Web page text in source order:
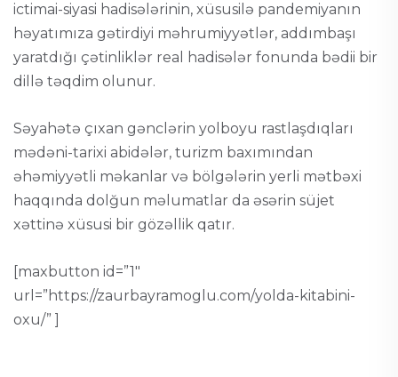
ictimai-siyasi hadisələrinin, xüsusilə pandemiyanın
həyatımıza gətirdiyi məhrumiyyətlər, addımbaşı
yaratdığı çətinliklər real hadisələr fonunda bədii bir
dillə təqdim olunur.
Səyahətə çıxan gənclərin yolboyu rastlaşdıqları
mədəni-tarixi abidələr, turizm baxımından
əhəmiyyətli məkanlar və bölgələrin yerli mətbəxi
haqqında dolğun məlumatlar da əsərin süjet
xəttinə xüsusi bir gözəllik qatır.
[maxbutton id=”1″
url=”https://zaurbayramoglu.com/yolda-kitabini-
oxu/” ]